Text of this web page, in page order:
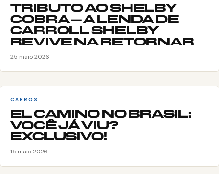
TRIBUTO AO SHELBY
COBRA – A LENDA DE
CARROLL SHELBY
REVIVE NA RETORNAR
25 maio 2026
CARROS
EL CAMINO NO BRASIL:
VOCÊ JÁ VIU?
EXCLUSIVO!
15 maio 2026